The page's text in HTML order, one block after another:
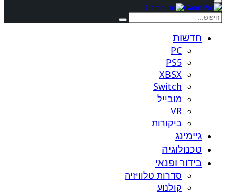
חדשות
PC
PS5
XBSX
Switch
מובייל
VR
ביקורות
גיימינג
טכנולוגיה
בידור ופנאי
סדרות טלוויזיה
קולנוע